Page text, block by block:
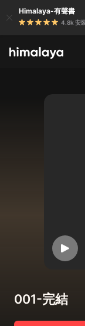
Himalaya-有聲書
4.8k 安
001-完結